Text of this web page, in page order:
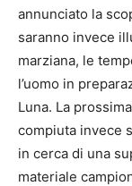
annunciato la
saranno invece
marziana, le
l’uomo in
Luna. La
compiuta invece
in cerca di una
materiale